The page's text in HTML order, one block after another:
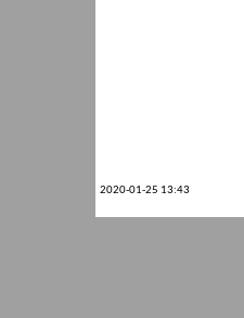
2020-01-25 13:43